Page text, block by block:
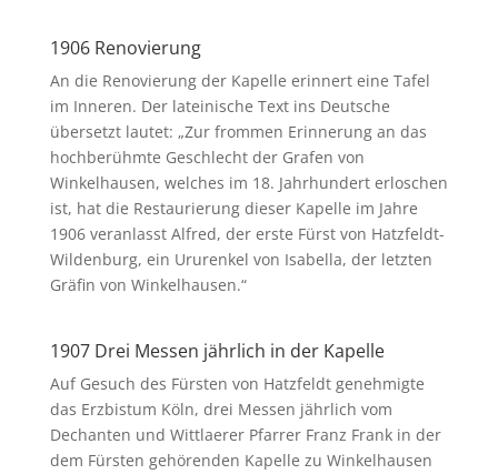
1906 Renovierung
An die Renovierung der Kapelle erinnert eine Tafel
im Inneren. Der lateinische Text ins Deutsche
übersetzt lautet: „Zur frommen Erinnerung an das
hochberühmte Geschlecht der Grafen von
Winkelhausen, welches im 18. Jahrhundert erloschen
ist, hat die Restaurierung dieser Kapelle im Jahre
1906 veranlasst Alfred, der erste Fürst von Hatzfeldt-
Wildenburg, ein Ururenkel von Isabella, der letzten
Gräfin von Winkelhausen.“
1907 Drei Messen jährlich in der Kapelle
Auf Gesuch des Fürsten von Hatzfeldt genehmigte
das Erzbistum Köln, drei Messen jährlich vom
Dechanten und Wittlaerer Pfarrer Franz Frank in der
dem Fürsten gehörenden Kapelle zu Winkelhausen